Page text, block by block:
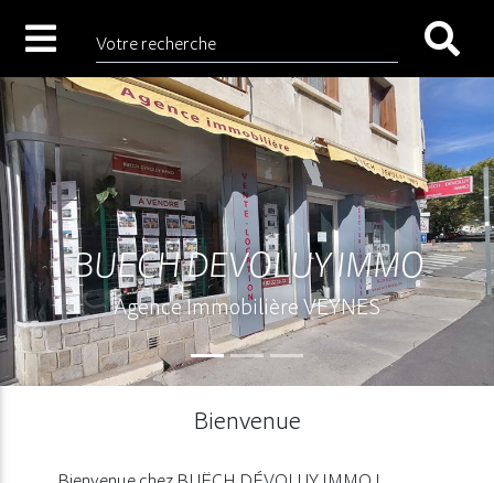
Votre recherche
BUECH DEVOLUY IMMO
Agence Immobilière VEYNES
Bienvenue